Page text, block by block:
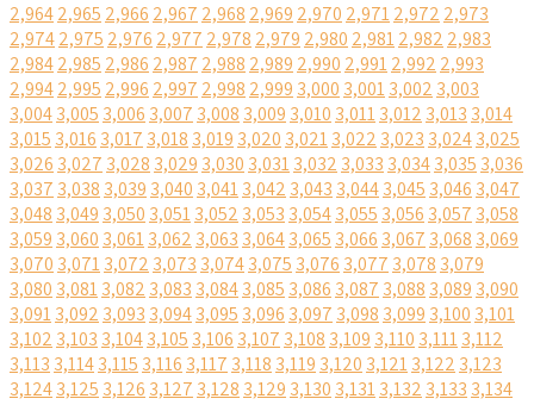
2,9642,965 2,966 2,967 2,968 2,969 2,970 2,9712,972 2,973
2,9742,975 2,976 2,977 2,978 2,979 2,980 2,9812,982 2,983
2,9842,985 2,986 2,987 2,988 2,989 2,990 2,9912,992 2,993
2,9942,995 2,996 2,997 2,998 2,999 3,000 3,0013,002 3,003
3,0043,005 3,006 3,007 3,008 3,009 3,010 3,0113,012 3,013 3,014
3,015 3,016 3,017 3,018 3,019 3,020 3,0213,022 3,023 3,0243,025
3,026 3,027 3,028 3,029 3,030 3,0313,032 3,033 3,0343,035 3,036
3,037 3,038 3,039 3,040 3,0413,042 3,043 3,0443,045 3,046 3,047
3,048 3,049 3,050 3,0513,052 3,053 3,0543,055 3,056 3,057 3,058
3,059 3,060 3,0613,062 3,063 3,0643,065 3,066 3,067 3,068 3,069
3,070 3,0713,072 3,073 3,0743,075 3,076 3,077 3,078 3,079
3,080 3,0813,082 3,083 3,0843,085 3,086 3,087 3,088 3,089 3,090
3,0913,092 3,093 3,0943,095 3,096 3,097 3,098 3,099 3,100 3,101
3,102 3,103 3,1043,105 3,106 3,107 3,108 3,109 3,110 3,1113,112
3,113 3,1143,115 3,116 3,117 3,118 3,119 3,120 3,1213,122 3,123
3,1243,125 3,126 3,127 3,128 3,129 3,130 3,1313,132 3,133 3,134